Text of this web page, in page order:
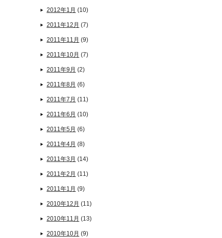
2012年1月 (10)
2011年12月 (7)
2011年11月 (9)
2011年10月 (7)
2011年9月 (2)
2011年8月 (6)
2011年7月 (11)
2011年6月 (10)
2011年5月 (6)
2011年4月 (8)
2011年3月 (14)
2011年2月 (11)
2011年1月 (9)
2010年12月 (11)
2010年11月 (13)
2010年10月 (9)